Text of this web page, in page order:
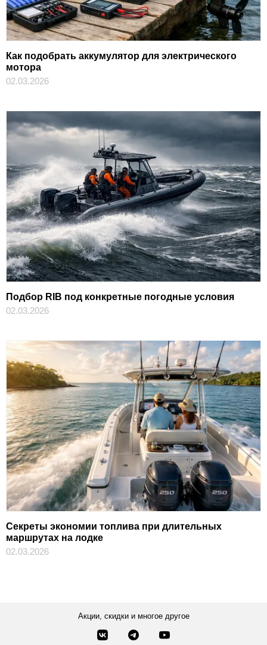
Как подобрать аккумулятор для электрического
мотора
02.03.2026
Подбор RIB под конкретные погодные условия
02.03.2026
Секреты экономии топлива при длительных
маршрутах на лодке
02.03.2026
Акции, скидки и многое другое